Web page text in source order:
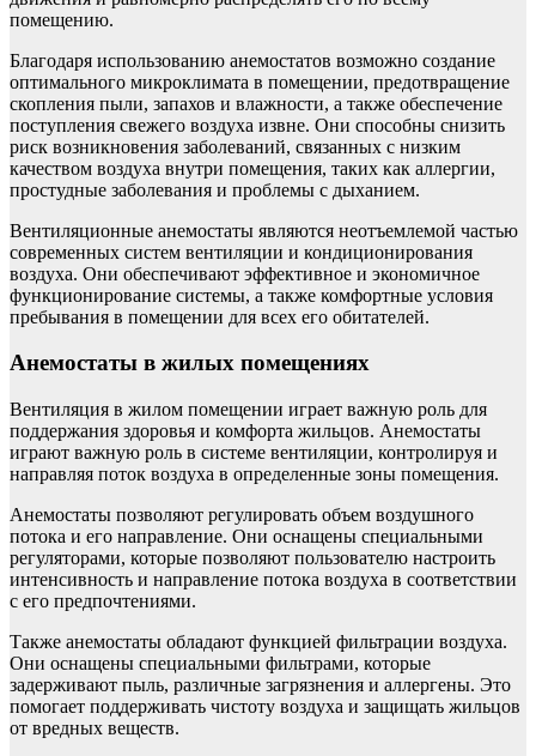
помещению.
Благодаря использованию анемостатов возможно создание
оптимального микроклимата в помещении, предотвращение
скопления пыли, запахов и влажности, а также обеспечение
поступления свежего воздуха извне. Они способны снизить
риск возникновения заболеваний, связанных с низким
качеством воздуха внутри помещения, таких как аллергии,
простудные заболевания и проблемы с дыханием.
Вентиляционные анемостаты являются неотъемлемой частью
современных систем вентиляции и кондиционирования
воздуха. Они обеспечивают эффективное и экономичное
функционирование системы, а также комфортные условия
пребывания в помещении для всех его обитателей.
Анемостаты в жилых помещениях
Вентиляция в жилом помещении играет важную роль для
поддержания здоровья и комфорта жильцов. Анемостаты
играют важную роль в системе вентиляции, контролируя и
направляя поток воздуха в определенные зоны помещения.
Анемостаты позволяют регулировать объем воздушного
потока и его направление. Они оснащены специальными
регуляторами, которые позволяют пользователю настроить
интенсивность и направление потока воздуха в соответствии
с его предпочтениями.
Также анемостаты обладают функцией фильтрации воздуха.
Они оснащены специальными фильтрами, которые
задерживают пыль, различные загрязнения и аллергены. Это
помогает поддерживать чистоту воздуха и защищать жильцов
от вредных веществ.